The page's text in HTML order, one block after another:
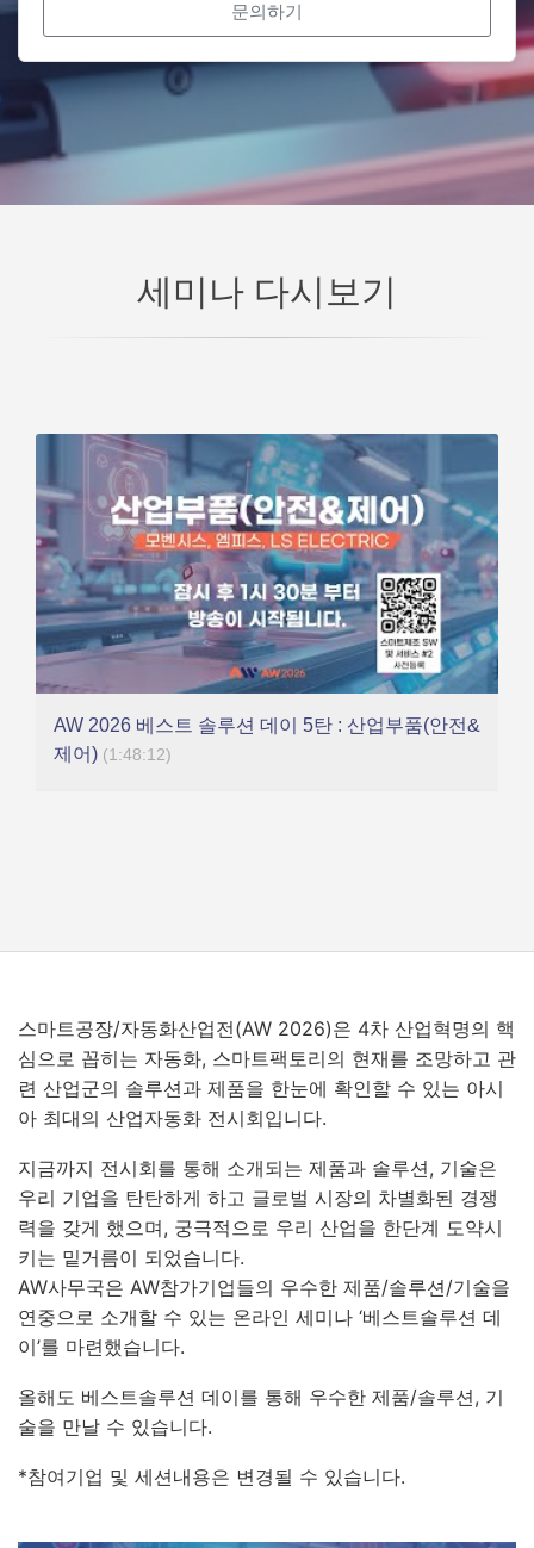
문의하기
세미나 다시보기
AW 2026 베스트 솔루션 데이 5탄 : 산업부품(안전&
제어) (1:48:12)
스마트공장/자동화산업전(AW 2026)은 4차 산업혁명의 핵
심으로 꼽히는 자동화, 스마트팩토리의 현재를 조망하고 관
련 산업군의 솔루션과 제품을 한눈에 확인할 수 있는 아시
아 최대의 산업자동화 전시회입니다.
지금까지 전시회를 통해 소개되는 제품과 솔루션, 기술은
우리 기업을 탄탄하게 하고 글로벌 시장의 차별화된 경쟁
력을 갖게 했으며, 궁극적으로 우리 산업을 한단계 도약시
키는 밑거름이 되었습니다.
AW사무국은 AW참가기업들의 우수한 제품/솔루션/기술을
연중으로 소개할 수 있는 온라인 세미나 ‘베스트솔루션 데
이’를 마련했습니다.
올해도 베스트솔루션 데이를 통해 우수한 제품/솔루션, 기
술을 만날 수 있습니다.
*참여기업 및 세션내용은 변경될 수 있습니다.